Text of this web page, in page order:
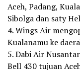
Aceh, Padang,
Sibolga dan saty
4. Wings Air
Kualanamu ke
5. Dabi Air
Bell 430 tujuan